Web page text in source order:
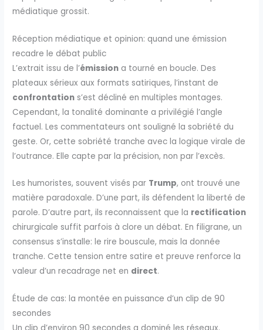
médiatique grossit.
Réception médiatique et opinion: quand une émission
recadre le débat public
L’extrait issu de l’émission a tourné en boucle. Des
plateaux sérieux aux formats satiriques, l’instant de
confrontation s’est décliné en multiples montages.
Cependant, la tonalité dominante a privilégié l’angle
factuel. Les commentateurs ont souligné la sobriété du
geste. Or, cette sobriété tranche avec la logique virale de
l’outrance. Elle capte par la précision, non par l’excès.
Les humoristes, souvent visés par Trump, ont trouvé une
matière paradoxale. D’une part, ils défendent la liberté de
parole. D’autre part, ils reconnaissent que la rectification
chirurgicale suffit parfois à clore un débat. En filigrane, un
consensus s’installe: le rire bouscule, mais la donnée
tranche. Cette tension entre satire et preuve renforce la
valeur d’un recadrage net en direct.
Étude de cas: la montée en puissance d’un clip de 90
secondes